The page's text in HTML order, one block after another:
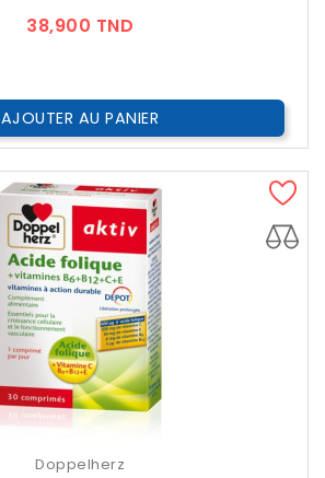
38,900 TND
AJOUTER AU PANIER
Doppelherz